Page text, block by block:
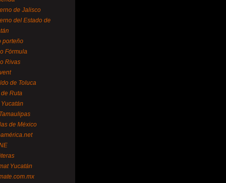
de Jalisco
del Estado de
porteño
Fórmula
Rivas
de Toluca
Ruta
de México
Yucatán